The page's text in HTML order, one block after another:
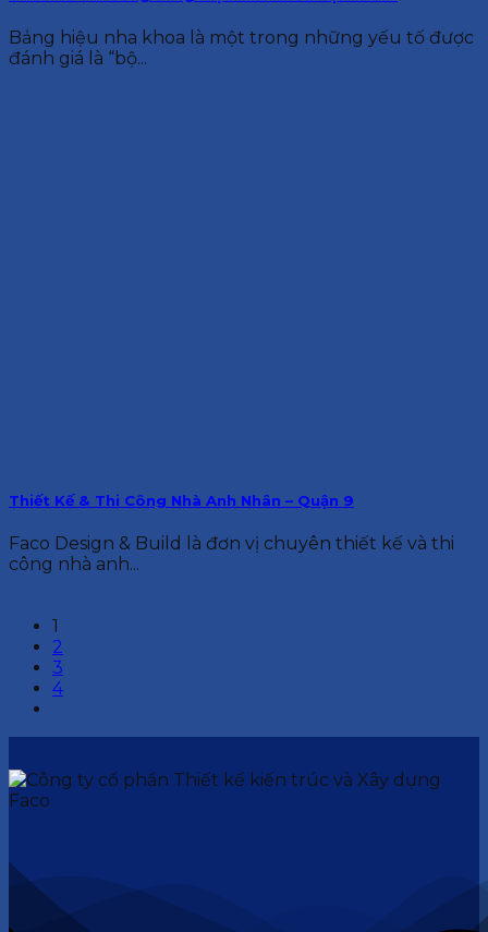
Bảng hiệu nha khoa là một trong những yếu tố được
đánh giá là “bộ...
Thiết Kế & Thi Công Nhà Anh Nhân – Quận 9
Faco Design & Build là đơn vị chuyên thiết kế và thi
công nhà anh...
1
2
3
4